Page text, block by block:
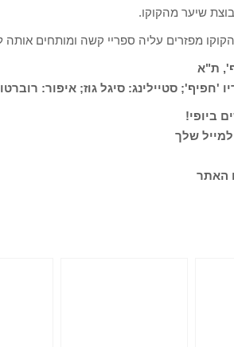
שיער מהקוקו.
מפזרים עליה ספריי קשה ומותחים אותה
ת"א
'חפיף'; סטיילינג: סיגל גוז; איפור:
ביופי!
שלך
האתר